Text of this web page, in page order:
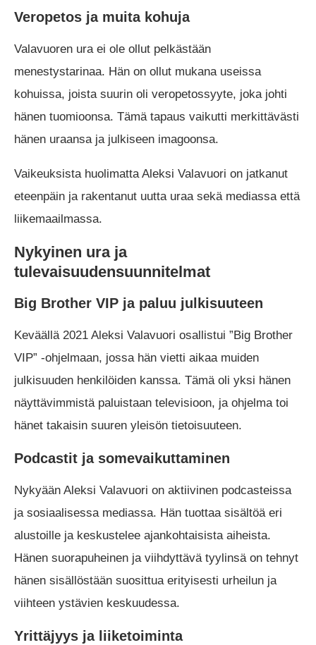
Veropetos ja muita kohuja
Valavuoren ura ei ole ollut pelkästään
menestystarinaa. Hän on ollut mukana useissa
kohuissa, joista suurin oli veropetossyyte, joka johti
hänen tuomioonsa. Tämä tapaus vaikutti merkittävästi
hänen uraansa ja julkiseen imagoonsa.
Vaikeuksista huolimatta Aleksi Valavuori on jatkanut
eteenpäin ja rakentanut uutta uraa sekä mediassa että
liikemaailmassa.
Nykyinen ura ja
tulevaisuudensuunnitelmat
Big Brother VIP ja paluu julkisuuteen
Keväällä 2021 Aleksi Valavuori osallistui ”Big Brother
VIP” -ohjelmaan, jossa hän vietti aikaa muiden
julkisuuden henkilöiden kanssa. Tämä oli yksi hänen
näyttävimmistä paluistaan televisioon, ja ohjelma toi
hänet takaisin suuren yleisön tietoisuuteen.
Podcastit ja somevaikuttaminen
Nykyään Aleksi Valavuori on aktiivinen podcasteissa
ja sosiaalisessa mediassa. Hän tuottaa sisältöä eri
alustoille ja keskustelee ajankohtaisista aiheista.
Hänen suorapuheinen ja viihdyttävä tyylinsä on tehnyt
hänen sisällöstään suosittua erityisesti urheilun ja
viihteen ystävien keskuudessa.
Yrittäjyys ja liiketoiminta